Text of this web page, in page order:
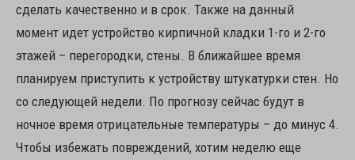
сделать качественно и в срок. Также на данный
момент идет устройство кирпичной кладки 1-го и 2-го
этажей – перегородки, стены. В ближайшее время
планируем приступить к устройству штукатурки стен. Но
со следующей недели. По прогнозу сейчас будут в
ночное время отрицательные температуры – до минус 4.
Чтобы избежать повреждений, хотим неделю еще